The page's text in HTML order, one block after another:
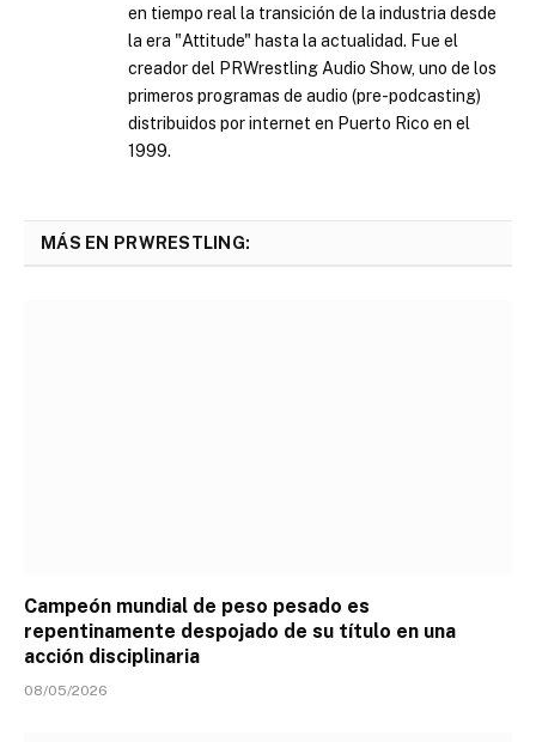
en tiempo real la transición de la industria desde
la era "Attitude" hasta la actualidad. Fue el
creador del PRWrestling Audio Show, uno de los
primeros programas de audio (pre-podcasting)
distribuidos por internet en Puerto Rico en el
1999.
MÁS EN PRWRESTLING:
Campeón mundial de peso pesado es
repentinamente despojado de su título en una
acción disciplinaria
08/05/2026